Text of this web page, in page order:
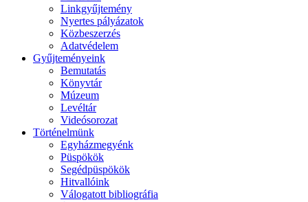
Linkgyűjtemény
Nyertes pályázatok
Közbeszerzés
Adatvédelem
Gyűjteményeink
Bemutatás
Könyvtár
Múzeum
Levéltár
Videósorozat
Történelmünk
Egyházmegyénk
Püspökök
Segédpüspökök
Hitvallóink
Válogatott bibliográfia